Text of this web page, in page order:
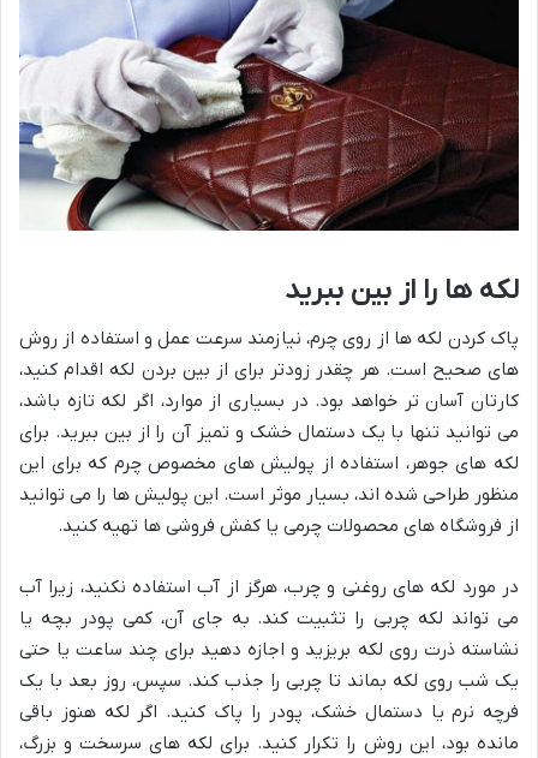
لکه ها را از بین ببرید
پاک کردن لکه ها از روی چرم، نیازمند سرعت عمل و استفاده از روش
های صحیح است. هر چقدر زودتر برای از بین بردن لکه اقدام کنید،
کارتان آسان تر خواهد بود. در بسیاری از موارد، اگر لکه تازه باشد،
می توانید تنها با یک دستمال خشک و تمیز آن را از بین ببرید. برای
لکه های جوهر، استفاده از پولیش های مخصوص چرم که برای این
منظور طراحی شده اند، بسیار موثر است. این پولیش ها را می توانید
از فروشگاه های محصولات چرمی یا کفش فروشی ها تهیه کنید.
در مورد لکه های روغنی و چرب، هرگز از آب استفاده نکنید، زیرا آب
می تواند لکه چربی را تثبیت کند. به جای آن، کمی پودر بچه یا
نشاسته ذرت روی لکه بریزید و اجازه دهید برای چند ساعت یا حتی
یک شب روی لکه بماند تا چربی را جذب کند. سپس، روز بعد با یک
فرچه نرم یا دستمال خشک، پودر را پاک کنید. اگر لکه هنوز باقی
مانده بود، این روش را تکرار کنید. برای لکه های سرسخت و بزرگ،